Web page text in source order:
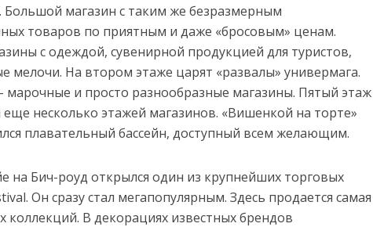
магазин с таким же безразмерным
товаров по приятным и даже «бросовым» ценам.
с одеждой, сувенирной продукцией для туристов,
мелочи. На втором этаже царят «развалы» универмага.
марочные и просто разнообразные магазины. Пятый этаж
несколько этажей магазинов. «Вишенкой на торте»
плавательный бассейн, доступный всем желающим.
на Бич-роуд открылся один из крупнейших торговых
Он сразу стал мегапопулярным. Здесь продается самая
коллекций. В декорациях известных брендов